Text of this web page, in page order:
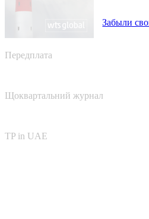
Забыли
Передплата
Щоквартальний журнал
TP in UAE